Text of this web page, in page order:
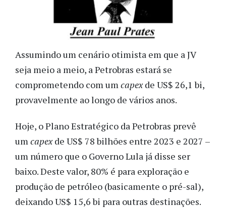
Assumindo um cenário otimista em que a JV
seja meio a meio, a Petrobras estará se
comprometendo com umcapexde US$ 26,1 bi,
provavelmente ao longo de vários anos.
Hoje, o Plano Estratégico da Petrobras prevê
umcapexde US$ 78 bilhões entre 2023 e 2027 –
um número que o Governo Lula já disse ser
baixo. Deste valor, 80% é para exploração e
produção de petróleo (basicamente o pré-sal),
deixando US$ 15,6 bi para outras destinações.